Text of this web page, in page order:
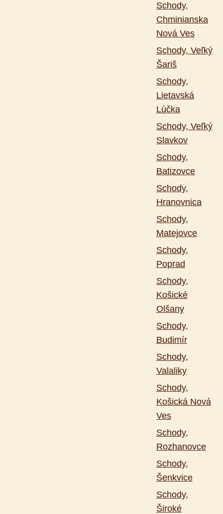
Schody,
Chminianska
Nová Ves
Schody, Veľký
Šariš
Schody,
Lietavská
Lúčka
Schody, Veľký
Slavkov
Schody,
Batizovce
Schody,
Hranovnica
Schody,
Matejovce
Schody,
Poprad
Schody,
Košické
Olšany
Schody,
Budimír
Schody,
Valaliky
Schody,
Košická Nová
Ves
Schody,
Rozhanovce
Schody,
Šenkvice
Schody,
Široké